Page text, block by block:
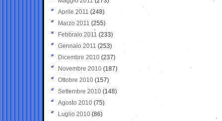
Aprile 2011 (248)
Marzo 2011 (255)
Febbraio 2011 (233)
Gennaio 2011 (253)
Dicembre 2010 (237)
Novembre 2010 (187)
Ottobre 2010 (157)
Settembre 2010 (148)
Agosto 2010 (75)
Luglio 2010 (86)